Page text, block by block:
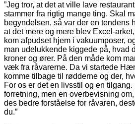
”Jeg tror, at det at ville lave
stammer fra rigtig mange ting. Skal
begyndelsen, så var der en tendens
at det mere og mere blev Excel-
kom afpudset hjem i vakuumposer,
man udelukkende kiggede på, hvad
kroner og ører. På den måde kom
væk fra råvarerne. Da vi startede
komme tilbage til rødderne og der,
For os er det en livsstil og en
forretning, men en overbevisning
des bedre forståelse for råvaren,
du.”